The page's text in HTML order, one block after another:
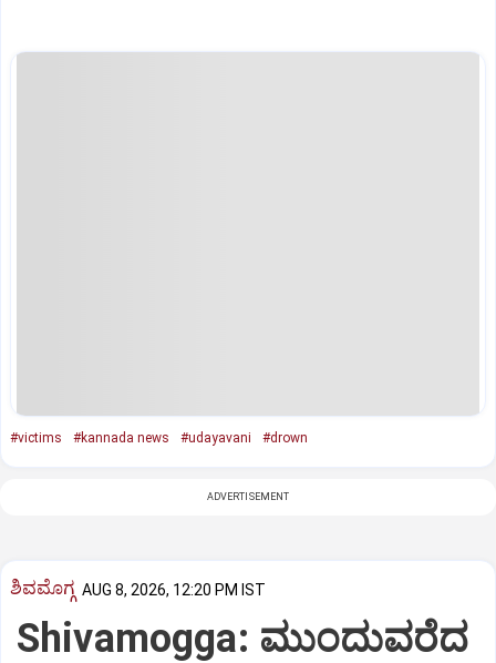
#victims #kannada news #udayavani #drown
ADVERTISEMENT
ಶಿವಮೊಗ್ಗ AUG 8, 2026, 12:20 PM IST
Shivamogga: ಮುಂದುವರೆದ